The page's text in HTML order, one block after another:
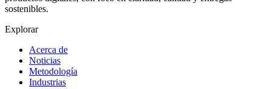
sostenibles.
Explorar
Acerca de
Noticias
Metodología
Industrias